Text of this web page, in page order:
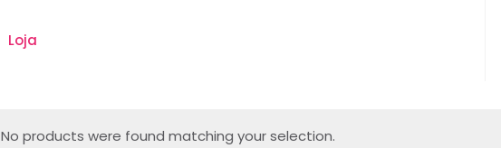
Loja
No products were found matching your selection.